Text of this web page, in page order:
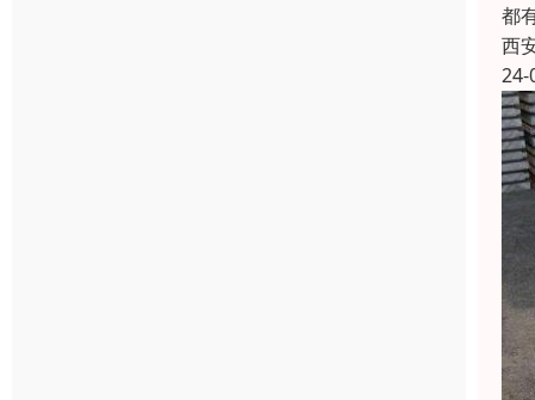
都
西
24-